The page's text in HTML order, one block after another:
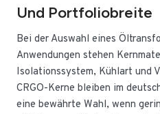
Und Portfoliobreite
Bei der Auswahl eines
Anwendungen stehen
Isolationssystem, Kühlart und
CRGO-Kerne bleiben im
eine bewährte Wahl, wenn